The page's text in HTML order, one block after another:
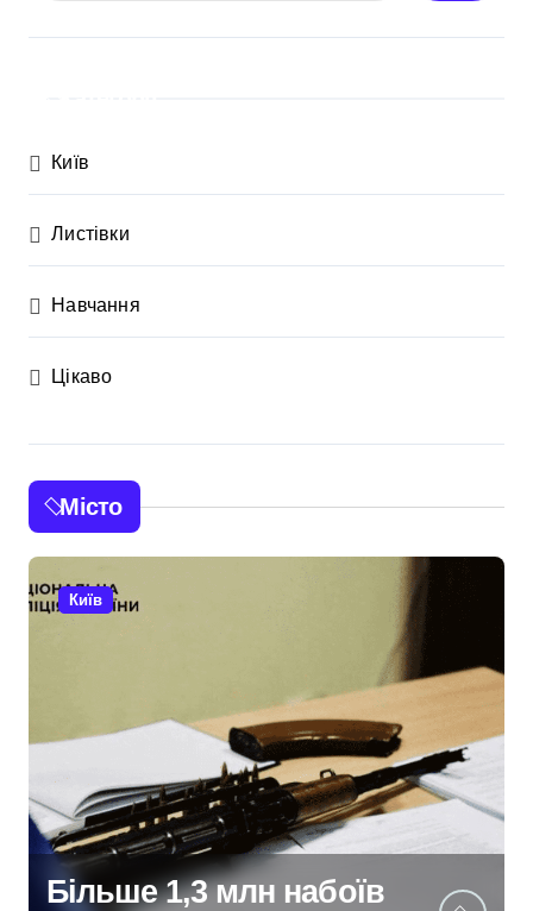
Київ
Листівки
Навчання
Цікаво
Місто
Київ
Київ: судовий процес